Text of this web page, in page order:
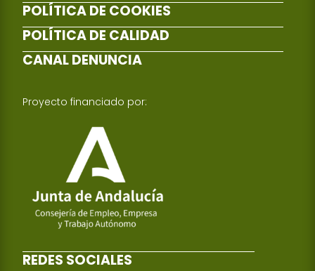
POLÍTICA DE COOKIES
POLÍTICA DE CALIDAD
CANAL DENUNCIA
Proyecto financiado por:
REDES SOCIALES